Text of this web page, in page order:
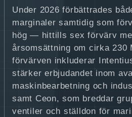
Under 2026 förbättrades
marginaler samtidig som
hög — hittills sex förvärv
årsomsättning om cirka 230
förvärven inkluderar
stärker erbjudandet inom
maskinbearbetning och
samt Ceon, som breddar
ventiler och ställdon för